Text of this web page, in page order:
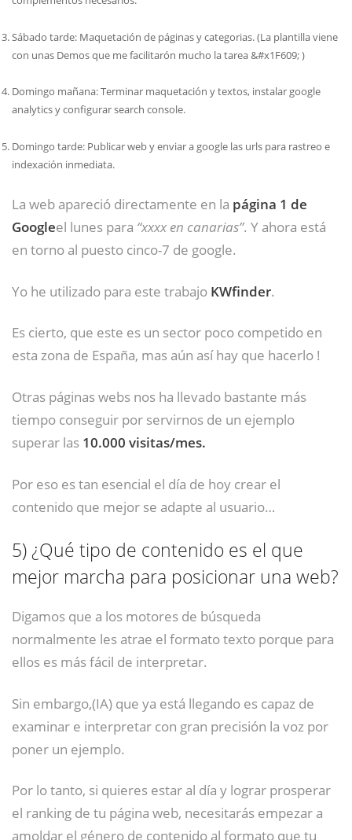
Sábado tarde: Maquetación de páginas y categorias. (La plantilla viene
con unas Demos que me facilitarón mucho la tarea &#x1F609; )
Domingo mañana: Terminar maquetación y textos, instalar google
analytics y configurar search console.
Domingo tarde: Publicar web y enviar a google las urls para rastreo e
indexación inmediata.
La web apareció directamente en la página 1 de
Googleel lunes para “xxxx en canarias”. Y ahora está
en torno al puesto cinco-7 de google.
Yo he utilizado para este trabajo KWfinder.
Es cierto, que este es un sector poco competido en
esta zona de España, mas aún así hay que hacerlo !
Otras páginas webs nos ha llevado bastante más
tiempo conseguir por servirnos de un ejemplo
superar las 10.000 visitas/mes.
Por eso es tan esencial el día de hoy crear el
contenido que mejor se adapte al usuario…
5)¿Qué tipo de contenido es el que
mejor marcha para posicionar una web?
Digamos que a los motores de búsqueda
normalmente les atrae el formato texto porque para
ellos es más fácil de interpretar.
Sin embargo,(IA) que ya está llegando es capaz de
examinar e interpretar con gran precisión la voz por
poner un ejemplo.
Por lo tanto, si quieres estar al día y lograr prosperar
el ranking de tu página web, necesitarás empezar a
amoldar el género de contenido al formato que tu